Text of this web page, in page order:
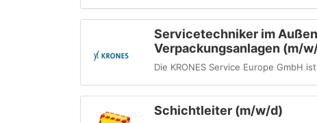
Servicetechniker im
Verpackungsanlagen (m/
Die KRONES Service Europe GmbH
Schichtleiter (m/w/d)